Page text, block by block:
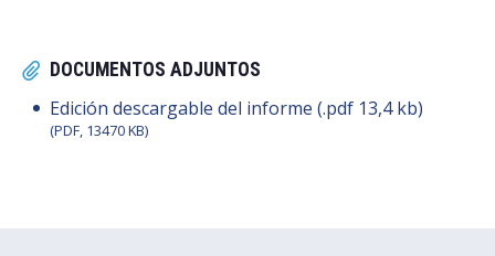
DOCUMENTOS ADJUNTOS
Edición descargable del informe (.pdf 13,4 kb)
(PDF, 13470 KB)